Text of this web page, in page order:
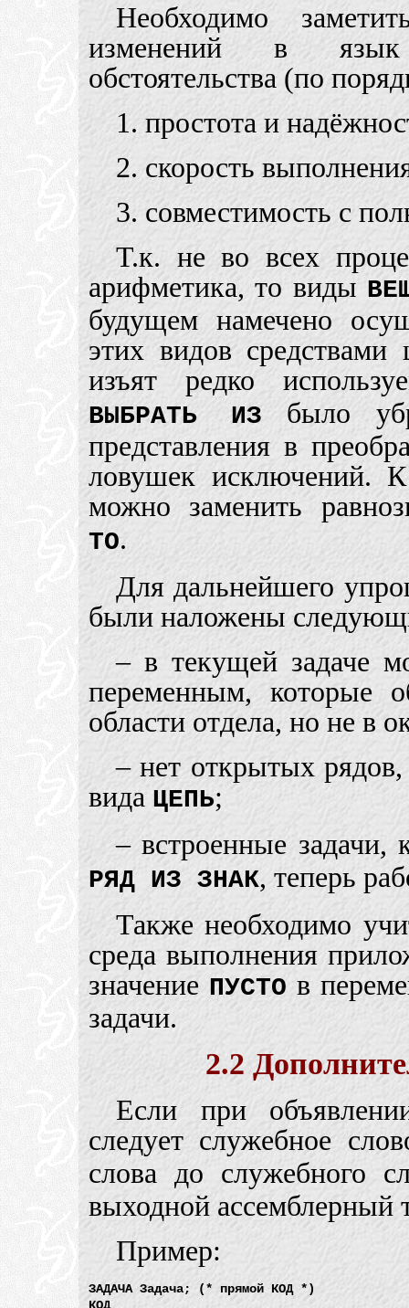
Необходимо
изменений в язык
обстоятельства (по
1. простота и
2. скорость
3. совместимость с
Т.к. не во всех
арифметика, то виды
будущем намечено
этих видов
изъят редко
ВЫБРАТЬ ИЗ было
представления в
ловушек исключений.
можно заменить
ТО.
Для дальнейшего
были наложены
– в текущей задаче
переменным, которые
области отдела, но не в
– нет открытых
вида ЦЕПЬ;
– встроенные
РЯД ИЗ ЗНАК, теперь
Также необходимо
среда выполнения
значение ПУСТО в
задачи.
2.2
Если при
следует служебное
слова до служебного
выходной ассемблерный
Пример:
ЗАДАЧА Задача; (* прямой КОД *)
КОД